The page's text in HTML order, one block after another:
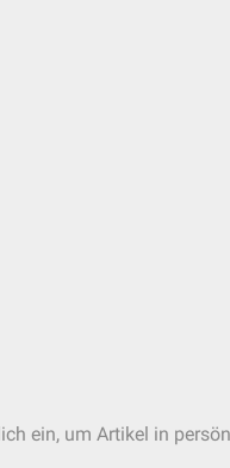
ein, um Artikel in